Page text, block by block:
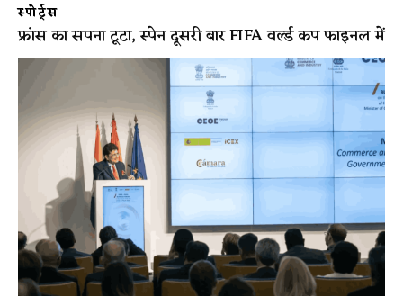
स्पोर्ट्स
फ्रांस का सपना टूटा, स्पेन दूसरी बार FIFA वर्ल्ड कप फाइनल में